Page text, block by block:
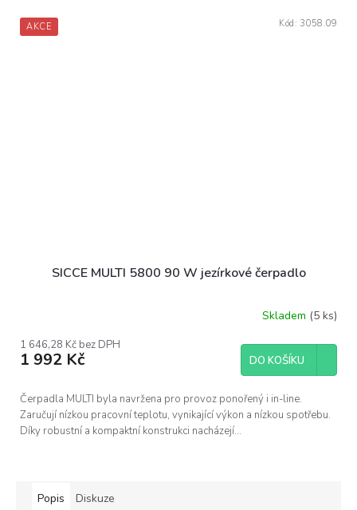
AKCE
SICCE MULTI 5800 90 W jezírkové čerpadlo
Skladem (5 ks)
1 646,28 Kč bez DPH
1 992 Kč DO KOŠÍKU
Čerpadla MULTI byla navržena pro provoz ponořený i in-line.
Zaručují nízkou pracovní teplotu, vynikající výkon a nízkou spotřebu.
Díky robustní a kompaktní konstrukci nacházejí...
Kód: 3058.09
Popis Diskuze